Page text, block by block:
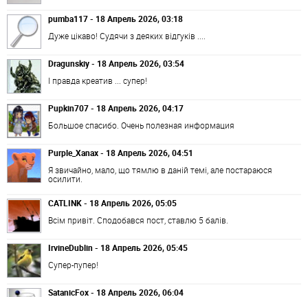
pumba117 - 18 Апрель 2026, 03:18
Дуже цікаво! Судячи з деяких відгуків ....
Dragunskiy - 18 Апрель 2026, 03:54
І правда креатив ... супер!
Pupkin707 - 18 Апрель 2026, 04:17
Большое спасибо. Очень полезная информация
Purple_Xanax - 18 Апрель 2026, 04:51
Я звичайно, мало, що тямлю в даній темі, але постараюся
осилити.
CATLINK - 18 Апрель 2026, 05:05
Всім привіт. Сподобався пост, ставлю 5 балів.
IrvineDublin - 18 Апрель 2026, 05:45
Супер-пупер!
SatanicFox - 18 Апрель 2026, 06:04